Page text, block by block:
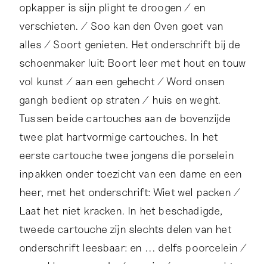
opkapper is sijn plight te droogen / en
verschieten. / Soo kan den Oven goet van
alles / Soort genieten. Het onderschrift bij de
schoenmaker luit: Boort leer met hout en touw
vol kunst / aan een gehecht / Word onsen
gangh bedient op straten / huis en weght.
Tussen beide cartouches aan de bovenzijde
twee plat hartvormige cartouches. In het
eerste cartouche twee jongens die porselein
inpakken onder toezicht van een dame en een
heer, met het onderschrift: Wiet wel packen /
Laat het niet kracken. In het beschadigde,
tweede cartouche zijn slechts delen van het
onderschrift leesbaar: en ... delfs poorcelein /